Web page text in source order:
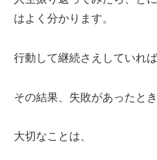
はよく分かります。
行動して継続さえしていれ
その結果、失敗があったと
大切なことは、